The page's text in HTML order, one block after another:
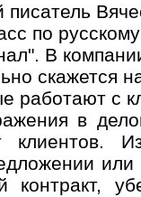
писатель
по
В
скажется
работают с
в
клиентов.
контракт,